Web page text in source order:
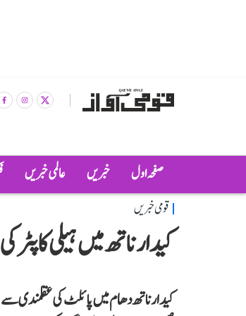
صفحہ اول خبریں عالمی خبریں
قومی خبریں
کیدارناتھ میں ہیلی
کیدارناتھ دھام میں پائلٹ کی عقلمندی